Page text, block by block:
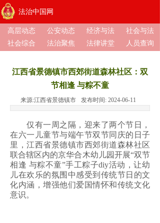
法治中国网
高层动态 公安动态 经济与法
社会与法
社会综合
法治聚焦 法律讲堂 人员查询
江西省景德镇市西郊街道森林社区：双
节相逢 与粽不童
来源:江西省景德镇市 发布时间: 2024-06-11
仅有一周之隔，迎来了两个节日，
在六一儿童节与端午节双节同庆的日子
里，江西省景德镇市西郊街道森林社区
联合辖区内的京华合木幼儿园开展“双节
相逢 与粽不童”手工粽子diy活动，让幼
儿在欢乐的氛围中感受到传统节日的文
化内涵，增强他们爱国情怀和传统文化
意识。